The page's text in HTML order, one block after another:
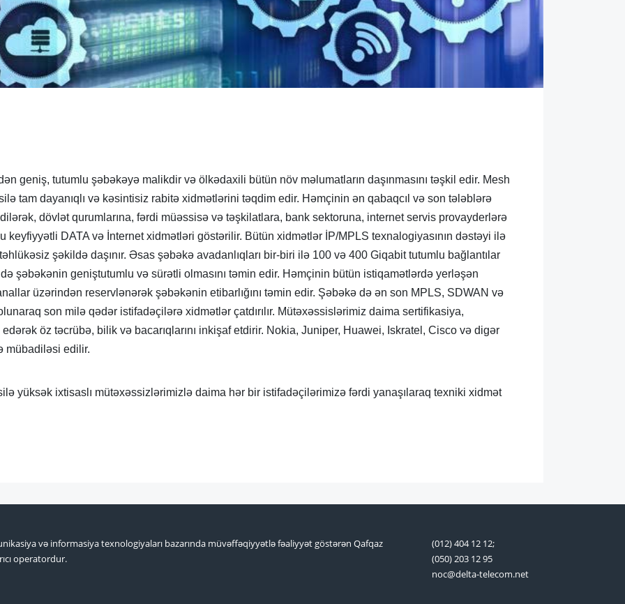
geniş, tutumlu şəbəkəyə malikdir və ölkədaxili bütün növ məlumatların daşınmasını təşkil edir. Mesh
tam dayanıqlı və kəsintisiz rabitə xidmətlərini təqdim edir. Həmçinin ən qabaqcıl və son tələblərə
dövlət qurumlarına, fərdi müəssisə və təşkilatlara, bank sektoruna, internet servis provayderlərə
DATA və İnternet xidmətləri göstərilir. Bütün xidmətlər İP/MPLS texnalogiyasının dəstəyi ilə
şəkildə daşınır. Əsas şəbəkə avadanlıqları bir-biri ilə 100 və 400 Giqabit tutumlu bağlantılar
şəbəkənin geniştutumlu və sürətli olmasını təmin edir. Həmçinin bütün istiqamətlərdə yerləşən
üzərindən reservlənərək şəbəkənin etibarlığını təmin edir. Şəbəkə də ən son MPLS, SDWAN və
son milə qədər istifadəçilərə xidmətlər çatdırılır. Mütəxəssislərimiz daima sertifikasiya,
öz təcrübə, bilik və bacarıqlarını inkişaf etdirir. Nokia, Juniper, Huawei, Iskratel, Cisco və digər
mübadiləsi edilir.
yüksək ixtisaslı mütəxəssizlərimizlə daima hər bir istifadəçilərimizə fərdi yanaşılaraq texniki xidmət
və informasiya texnologiyaları bazarında müvəffəqiyyətlə fəaliyyət göstərən Qafqaz
operatordur.
(012) 404 12 12;
(050) 203 12 95
noc@delta-telecom.net